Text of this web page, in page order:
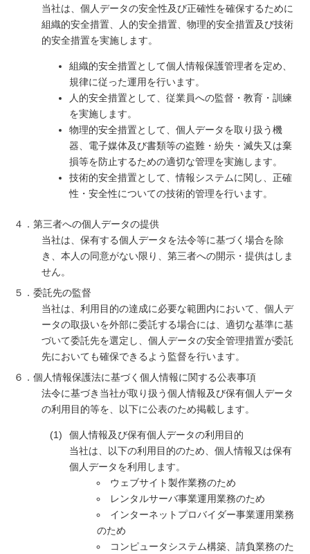
当社は、個人データの安全性及び正確性を確保するために
組織的安全措置、人的安全措置、物理的安全措置及び技術
的安全措置を実施します。
組織的安全措置として個人情報保護管理者を定め、
規律に従った運用を行います。
人的安全措置として、従業員への監督・教育・訓練
を実施します。
物理的安全措置として、個人データを取り扱う機
器、電子媒体及び書類等の盗難・紛失・滅失又は棄
損等を防止するための適切な管理を実施します。
技術的安全措置として、情報システムに関し、正確
性・安全性についての技術的管理を行います。
４．第三者への個人データの提供
当社は、保有する個人データを法令等に基づく場合を除
き、本人の同意がない限り、第三者への開示・提供はしま
せん。
５．委託先の監督
当社は、利用目的の達成に必要な範囲内において、個人デ
ータの取扱いを外部に委託する場合には、適切な基準に基
づいて委託先を選定し、個人データの安全管理措置が委託
先においても確保できるよう監督を行います。
６．個人情報保護法に基づく個人情報に関する公表事項
法令に基づき当社が取り扱う個人情報及び保有個人データ
の利用目的等を、以下に公表のため掲載します。
個人情報及び保有個人データの利用目的
当社は、以下の利用目的のため、個人情報又は保有
個人データを利用します。
ウェブサイト製作業務のため
レンタルサーバ事業運用業務のため
インターネットプロバイダー事業運用業務
のため
コンピュータシステム構築、請負業務のた